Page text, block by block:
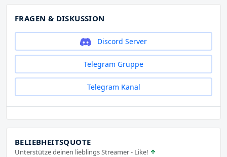
FRAGEN & DISKUSSION
Discord Server
Telegram Gruppe
Telegram Kanal
BELIEBHEITSQUOTE
Unterstütze deinen lieblings Streamer - Like!